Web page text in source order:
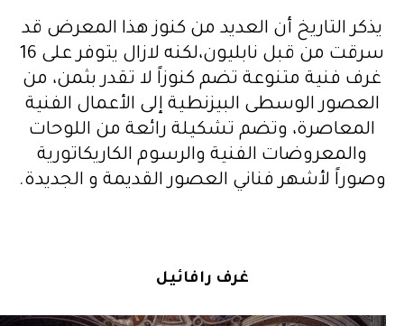
يذكر التاريخ أن العديد من كنوز هذا المعرض قد
سرقت من قبل نابليون،لكنه لازال يتوفر على 16
غرف فنية متنوعة تضم كنوزاً لا تقدر بثمن، من
العصور الوسطى البيزنطية إلى الأعمال الفنية
المعاصرة، وتضم تشكيلة رائعة من اللوحات
والمعروضات الفنية والرسوم الكاريكاتورية
وصوراً لأشهر فناني العصور القديمة و الجديدة.
غرف رافائيل